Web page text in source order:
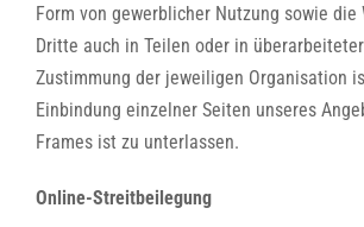
Form von gewerblicher Nutzung sowie die
Dritte auch in Teilen oder in
Zustimmung der jeweiligen Organisation
Einbindung einzelner Seiten unseres
Frames ist zu unterlassen.
Online-Streitbeilegung